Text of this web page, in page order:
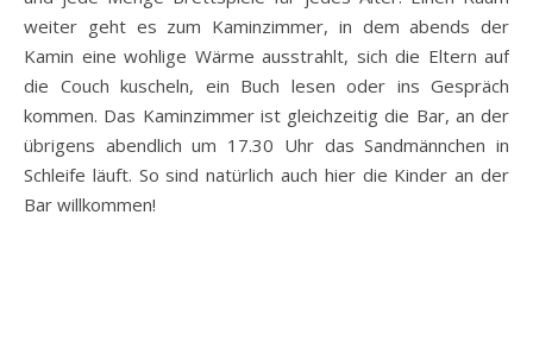
weiter geht es zum Kaminzimmer, in dem abends der
Kamin eine wohlige Wärme ausstrahlt, sich die Eltern auf
die Couch kuscheln, ein Buch lesen oder ins Gespräch
kommen. Das Kaminzimmer ist gleichzeitig die Bar, an der
übrigens abendlich um 17.30 Uhr das Sandmännchen in
Schleife läuft. So sind natürlich auch hier die Kinder an der
Bar willkommen!